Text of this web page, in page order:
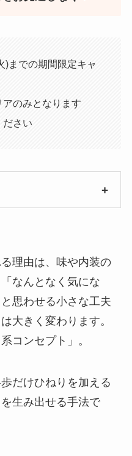
までの期間限定キャ
のみとなります
さい
理由は、味や内装の
なんとなく気にな
思わせる小さな工夫
大きく変わります。
コンセプト」。
だけひねりを加える
生み出せる手法で